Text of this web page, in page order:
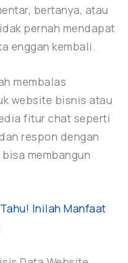
bertanya, atau
pernah mendapat
enggan kembali.
membalas
website bisnis atau
fitur chat seperti
respon dengan
membangun
Inilah Manfaat